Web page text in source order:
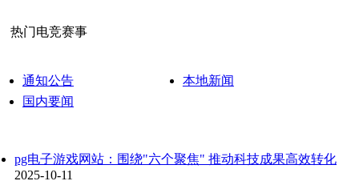
热门电竞赛事
通知公告
本地新闻
国内要闻
pg电子游戏网站：围绕"六个聚焦" 推动科技成果高效转化
2025-10-11